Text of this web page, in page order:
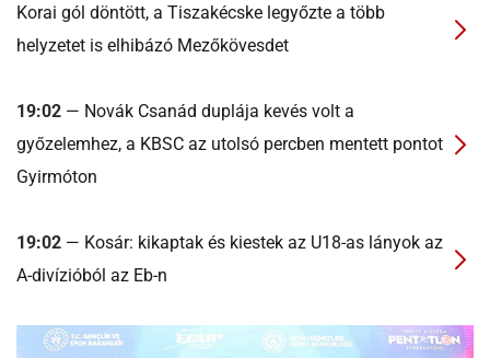
Korai gól döntött, a Tiszakécske legyőzte a több
helyzetet is elhibázó Mezőkövesdet
19:02 — Novák Csanád duplája kevés volt a
győzelemhez, a KBSC az utolsó percben mentett pontot
Gyirmóton
19:02 — Kosár: kikaptak és kiestek az U18-as lányok az
A-divízióból az Eb-n